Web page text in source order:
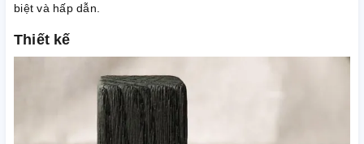
biệt và hấp dẫn.
Thiết kế